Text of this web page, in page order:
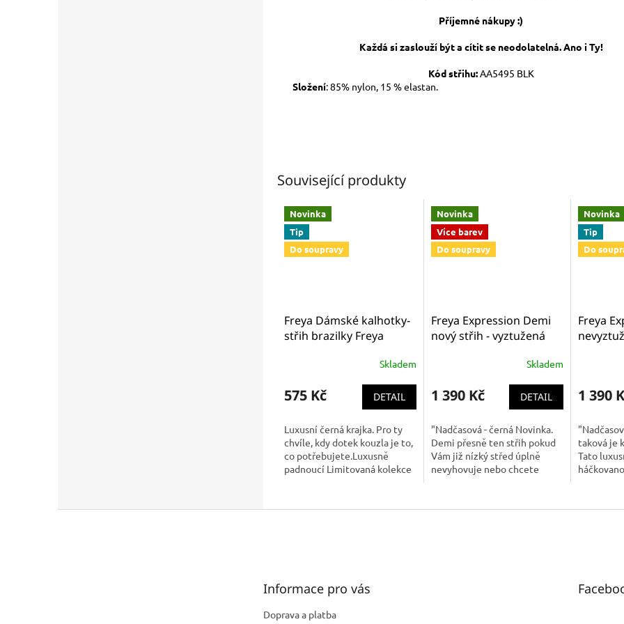
Příjemné nákupy :)
Každá si zaslouží být a cítit se neodolatelná. Ano i Ty!
Kód střihu:AA5495 BLK
Složení: 85% nylon, 15 % elastan.
Související produkty
Novinka
Tip
Do soupravy
Freya Dámské kalhotky-
střih brazilky Freya
Skladem
575 Kč DETAIL
Luxusní černá krajka. Pro ty
chvíle, kdy dotek kouzla je to,
co potřebujete.Luxusně
padnoucí Limitovaná kolekce
Novinka
Více barev
Do soupravy
Freya Expression Demi
nový střih - vyztužená
středem černá, hladká
AA5490BLK
Skladem
1 390 Kč DETAIL
"Nadčasová - černá Novinka.
Demi přesně ten střih pokud
Vám již nízký střed úplně
nevyhovuje nebo chcete
podprsence toto je přesně...
Novinka
Tip
Do
Freya
1 390
taková je
Tato
to, jak...
Informace pro vás
Doprava a platba